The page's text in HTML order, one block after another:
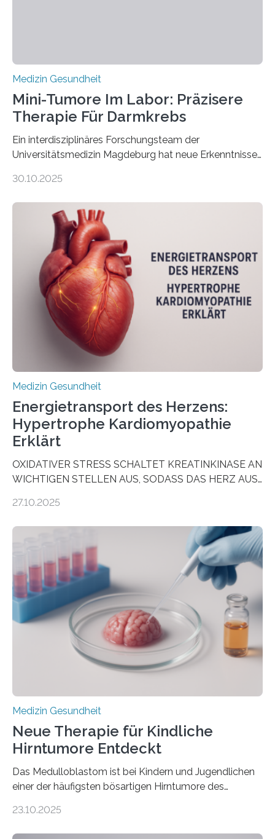
Medizin Gesundheit
Mini-Tumore Im Labor: Präzisere
Therapie Für Darmkrebs
Ein interdisziplinäres Forschungsteam der
Universitätsmedizin Magdeburg hat neue Erkenntnisse
behandelt werden kann. In ihrer aktuellen Studie,
Oncology, zeigen die Forschenden, dass Mini-Tumore
aus Gewebe von Patientinnen und Patienten –
sogenannte Organoide – genutzt werden können, um
vorab zu prüfen, welche Medikamente am besten
wirken. Dabei wurde ein Eiweiß identifiziert, das künftig
als Biomarker für die Wahl der passenden Therapie
dienen könnte. Darmkrebs zählt weltweit zu den
häufigsten Krebsarten und stellt…
30.10.2025
Medizin Gesundheit
Energietransport des Herzens:
Hypertrophe Kardiomyopathie
Erklärt
OXIDATIVER STRESS SCHALTET KREATINKINASE AN
WICHTIGEN STELLEN AUS, SODASS DAS HERZ AUS
aus dem Deutschen Zentrum für Herzinsuffizienz
im Journal Circulation, warum der Energietransport bei
der Hypertrophen Kardiomyopathie (HCM) versagen
kann und wie sich durch eine Verringerung der
Herzbelastung und des oxidativen Stresses
Rhythmusstörungen reduzieren lassen. Würzburg. Die
hypertrophe Kardiomyopathie (HCM) ist die häufigste
erblich bedingte Herzerkrankung. Sie führt dazu, dass
sich die linke Herzkammer verdickt, der Herzmuskel zu
stark kontrahiert…
27.10.2025
Medizin Gesundheit
Neue Therapie für Kindliche
Hirntumore Entdeckt
Das Medulloblastom ist bei Kindern und Jugendlichen
einer der häufigsten bösartigen Hirntumore des
Betroffenen können mit heutigen Methoden geheilt
23.10.2025